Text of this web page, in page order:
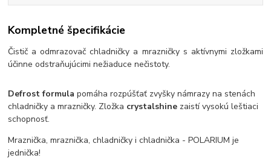
Kompletné špecifikácie
Čistič a odmrazovač chladničky a mrazničky s aktívnymi zložkami
účinne odstraňujúcimi nežiaduce nečistoty.
Defrost formula pomáha rozpúšťať zvyšky námrazy na stenách
chladničky a mrazničky. Zložka crystalshine zaistí vysokú leštiaci
schopnosť.
Mraznička, mraznička, chladničky i chladnička - POLARIUM je
jednička!